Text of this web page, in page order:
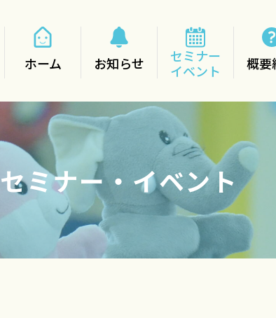
ホーム お知らせ
セミナー
イベント
概要
セミナー・イベント